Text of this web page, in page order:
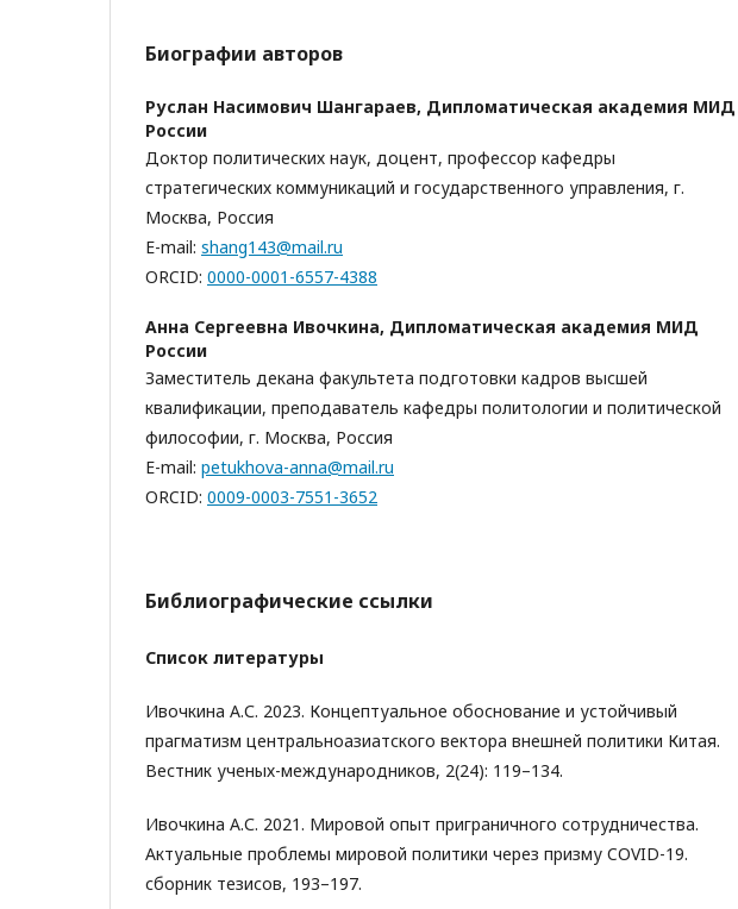
Биографии авторов
Руслан Насимович Шангараев, Дипломатическая академия МИД
России
Доктор политических наук, доцент, профессор кафедры
стратегических коммуникаций и государственного управления, г.
Москва, Россия
E-mail: shang143@mail.ru
ORCID: 0000-0001-6557-4388
Анна Сергеевна Ивочкина, Дипломатическая академия МИД
России
Заместитель декана факультета подготовки кадров высшей
квалификации, преподаватель кафедры политологии и политической
философии, г. Москва, Россия
E-mail: petukhova-anna@mail.ru
ORCID: 0009-0003-7551-3652
Библиографические ссылки
Список литературы
Ивочкина А.С. 2023. Концептуальное обоснование и устойчивый
прагматизм центральноазиатского вектора внешней политики Китая.
Вестник ученых-международников, 2(24): 119–134.
Ивочкина А.С. 2021. Мировой опыт приграничного сотрудничества.
Актуальные проблемы мировой политики через призму COVID-19.
сборник тезисов, 193–197.